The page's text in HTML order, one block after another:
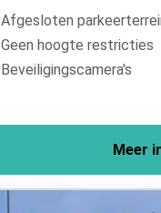
Afgesloten
Geen hoogte restricties
Beveiligingscamera's
Meer